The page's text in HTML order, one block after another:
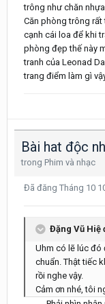
trông như chăn
Căn phòng trông rất
cạnh cái loa để khi
phòng đẹp thế này
tranh của Leonad
trang điểm làm gì
Bài hat độc
trong Phim và nhạc
Đã đăng Tháng 10
Đặng Vũ Hiệ
Uhm có lẽ lúc đó
chuẩn. Thật tiếc
rồi nghe vậy.
Cảm ơn nhé, tôi